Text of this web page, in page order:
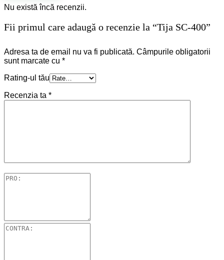
Nu există încă recenzii.
Fii primul care adaugă o recenzie la “Tija SC-400”
Adresa ta de email nu va fi publicată. Câmpurile obligatorii
sunt marcate cu *
Rating-ul tău
Recenzia ta *